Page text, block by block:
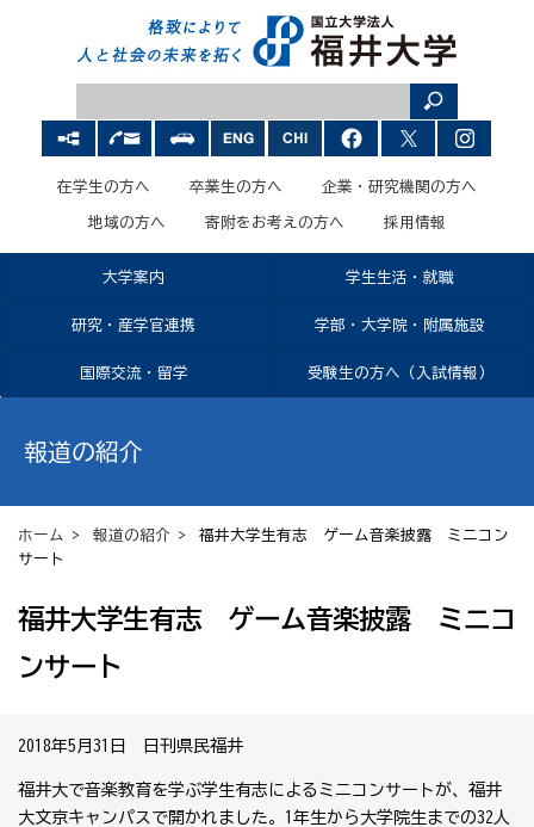
在学生の方へ 卒業生の方へ 企業・研究機関の方へ
地域の方へ 寄附をお考えの方へ 採用情報
大学案内 学生生活・就職
研究・産学官連携 学部・大学院・附属施設
国際交流・留学 受験生の方へ（入試情報）
報道の紹介
ホーム > 報道の紹介 > 福井大学生有志 ゲーム音楽披露 ミニコン
サート
福井大学生有志 ゲーム音楽披露 ミニコ
ンサート
2018年5月31日 日刊県民福井
福井大で音楽教育を学ぶ学生有志によるミニコンサートが、福井
大文京キャンパスで開かれました。1年生から大学院生までの32人